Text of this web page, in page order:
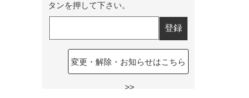
タンを押して下さい。
変更・解除・お知らせはこちら